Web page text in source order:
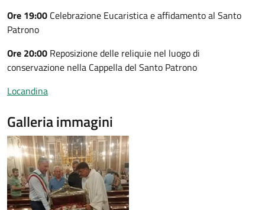
Ore 19:00 Celebrazione Eucaristica e affidamento al Santo
Patrono
Ore 20:00 Reposizione delle reliquie nel luogo di
conservazione nella Cappella del Santo Patrono
Locandina
Galleria immagini